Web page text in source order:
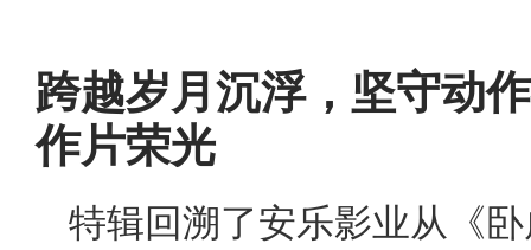
跨越岁月沉浮，坚守动
作片荣光
特辑回溯了安乐影业从《